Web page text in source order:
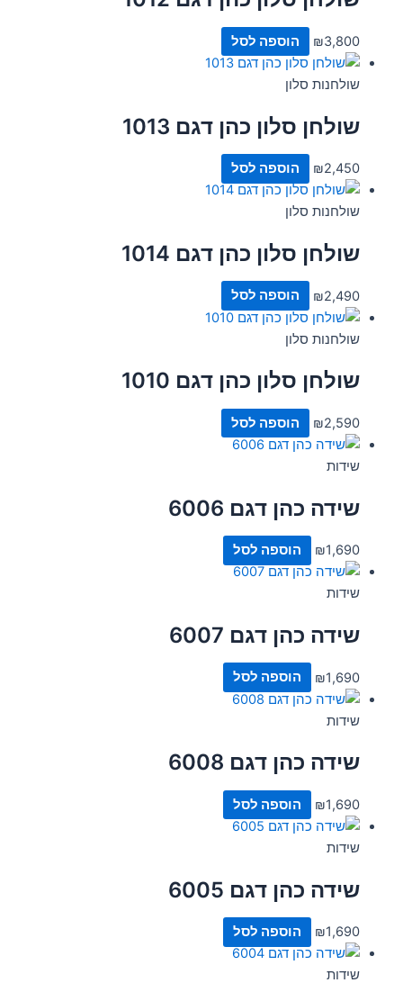
₪3,800 הוספה לסל
שולחנות סלון
שולחן סלון כהן דגם 1013
₪2,450 הוספה לסל
שולחנות סלון
שולחן סלון כהן דגם 1014
₪2,490 הוספה לסל
שולחנות סלון
שולחן סלון כהן דגם 1010
₪2,590 הוספה לסל
שידות
שידה כהן דגם 6006
₪1,690 הוספה לסל
שידות
שידה כהן דגם 6007
₪1,690 הוספה לסל
שידות
שידה כהן דגם 6008
₪1,690 הוספה לסל
שידות
שידה כהן דגם 6005
₪1,690 הוספה לסל
שידות